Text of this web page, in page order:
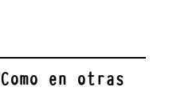
Como en otras